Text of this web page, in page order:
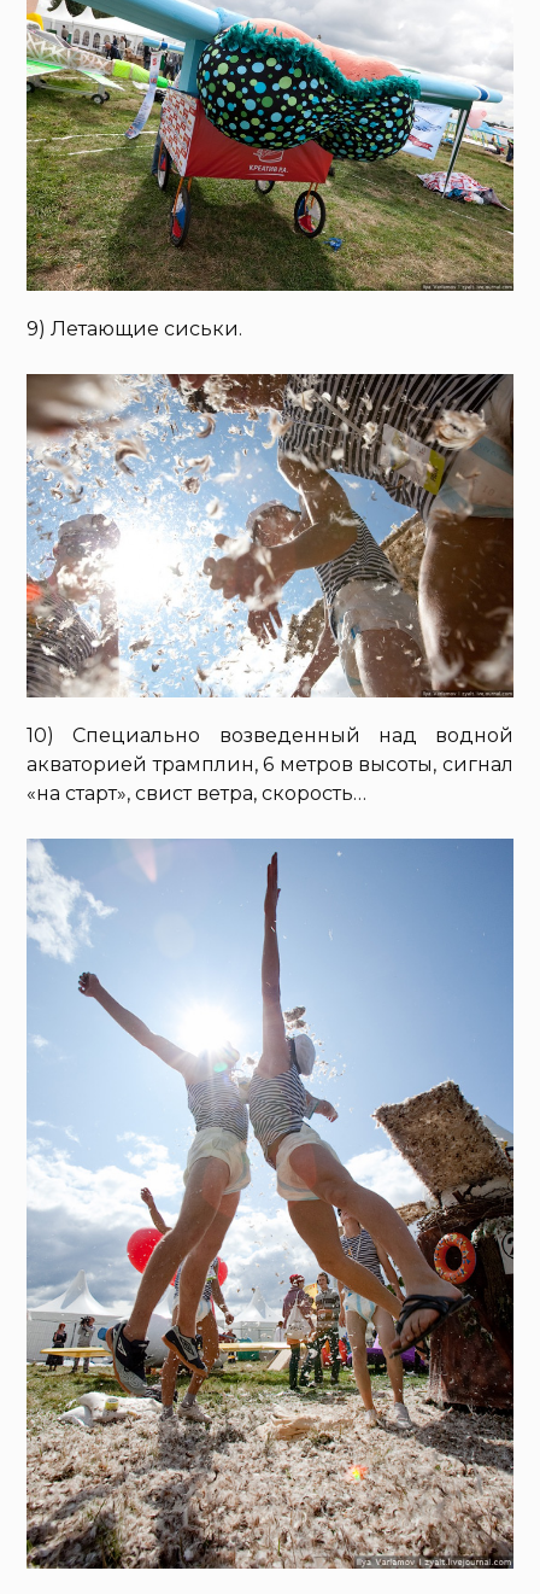
9) Летающие сиськи.
10) Специально возведенный над водной
акваторией трамплин, 6 метров высоты, сигнал
«на старт», свист ветра, скорость…